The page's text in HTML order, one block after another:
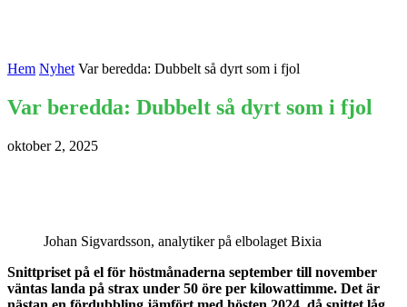
Hem Nyhet Var beredda: Dubbelt så dyrt som i fjol
Var beredda: Dubbelt så dyrt som i fjol
oktober 2, 2025
Johan Sigvardsson, analytiker på elbolaget Bixia
Snittpriset på el för höstmånaderna september till november
väntas landa på strax under 50 öre per kilowattimme. Det är